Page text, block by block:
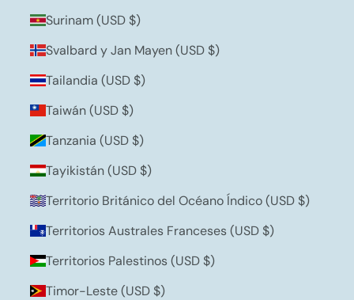
Surinam (USD $)
Svalbard y Jan Mayen (USD $)
Tailandia (USD $)
Taiwán (USD $)
Tanzania (USD $)
Tayikistán (USD $)
Territorio Británico del Océano Índico (USD $)
Territorios Australes Franceses (USD $)
Territorios Palestinos (USD $)
Timor-Leste (USD $)